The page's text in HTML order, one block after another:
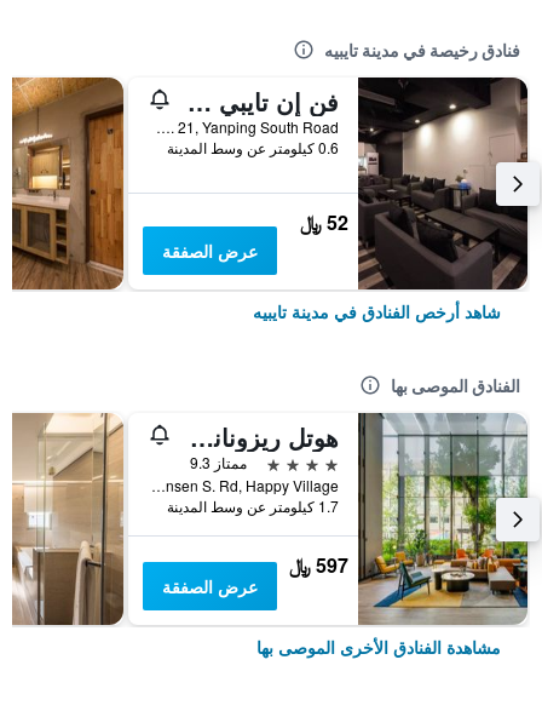
فنادق رخيصة في مدينة تايبيه
فن إن تايبي هوستل
2F, No. 21, Yanping South Road, مدينة تايبيه, تايوان
0.6 كيلومتر عن وسط المدينة
52 ﷼
عرض الصفقة
شاهد أرخص الفنادق في مدينة تايبيه
الفنادق الموصى بها
هوتل ريزونانس تايبي، تابيستري كوليكشن باي هيلتون
4 نجوم
ممتاز 9.3
No. 7 Linsen S. Rd, Happy Village, مدينة تايبيه, تايوان
1.7 كيلومتر عن وسط المدينة
597 ﷼
عرض الصفقة
مشاهدة الفنادق الأخرى الموصى بها